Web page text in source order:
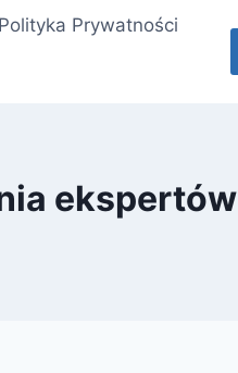
Polityka Prywatności
ekspertów